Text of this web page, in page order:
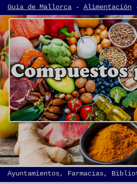
Guia de Mallorca - Alimentación
Ayuntamientos, Farmacias,